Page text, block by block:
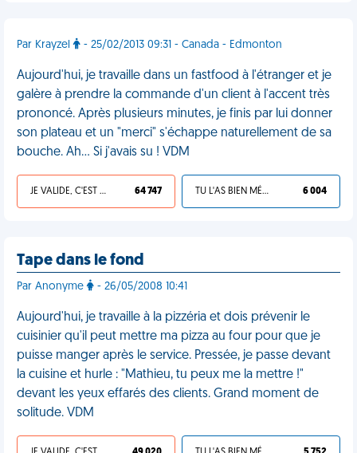
Par Krayzel - 25/02/2013 09:31 - Canada - Edmonton
Aujourd'hui, je travaille dans un fastfood à l'étranger et je
galère à prendre la commande d'un client à l'accent très
prononcé. Après plusieurs minutes, je finis par lui donner
son plateau et un "merci" s'échappe naturellement de sa
bouche. Ah... Si j'avais su ! VDM
JE VALIDE, C'EST UNE VDM 64 747 TU L'AS BIEN MÉRITÉ 6 004
Tape dans le fond
Par Anonyme - 26/05/2008 10:41
Aujourd'hui, je travaille à la pizzéria et dois prévenir le
cuisinier qu'il peut mettre ma pizza au four pour que je
puisse manger après le service. Pressée, je passe devant
la cuisine et hurle : "Mathieu, tu peux me la mettre !"
devant les yeux effarés des clients. Grand moment de
solitude. VDM